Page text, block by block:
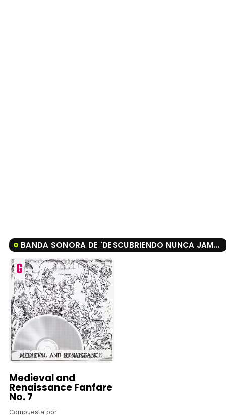
BANDA SONORA DE 'DESCUBRIENDO NUNCA JAMÁS'
Medieval and
Renaissance Fanfare
No. 7
Compuesta por